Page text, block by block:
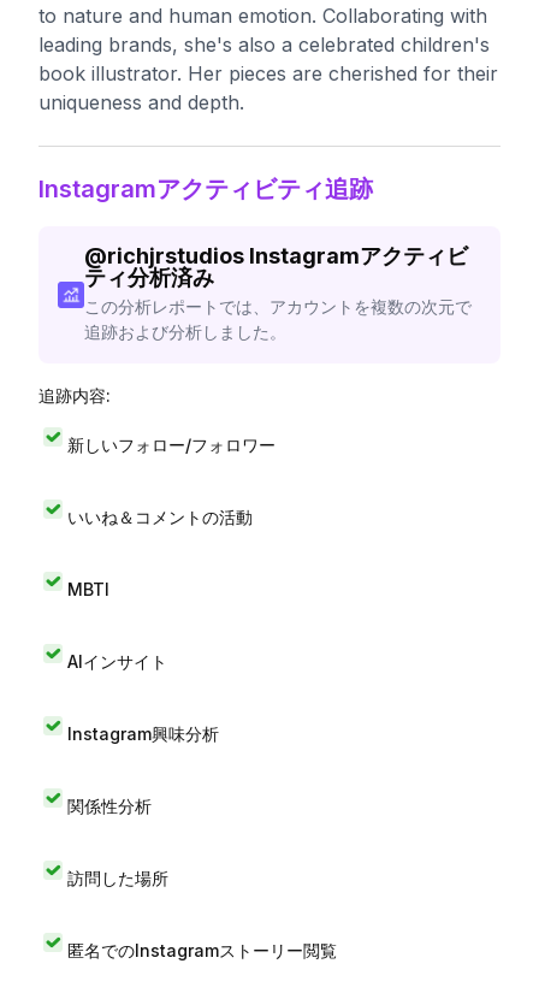
to nature and human emotion. Collaborating with
leading brands, she's also a celebrated children's
book illustrator. Her pieces are cherished for their
uniqueness and depth.
Instagramアクティビティ追跡
@richjrstudios Instagramアクティビ
ティ分析済み
この分析レポートでは、アカウントを複数の次元で
追跡および分析しました。
追跡内容:
新しいフォロー/フォロワー
いいね＆コメントの活動
MBTI
AIインサイト
Instagram興味分析
関係性分析
訪問した場所
匿名でのInstagramストーリー閲覧